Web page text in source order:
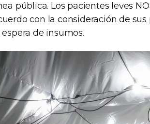
pública. Los pacientes leves
con la consideración de
espera de insumos.